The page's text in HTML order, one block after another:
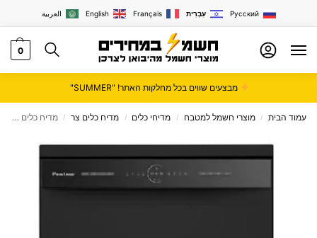
العربية English Français עִבְרִית Русский
0
מבצעים שווים בכל מחלקות האתר! "SUMMER"
עמוד הבית / מוצרי חשמל למטבח / מדיחי כלים / מדיח כלים צר / מדיח כלים רחב 60 ס”מ שקט וחסכוני דגם PEERLESS WQP12-5201K